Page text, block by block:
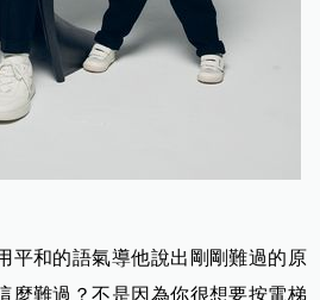
平和的語氣導他說出剛剛難過的原
麼難過？不是因為你很想要按電梯